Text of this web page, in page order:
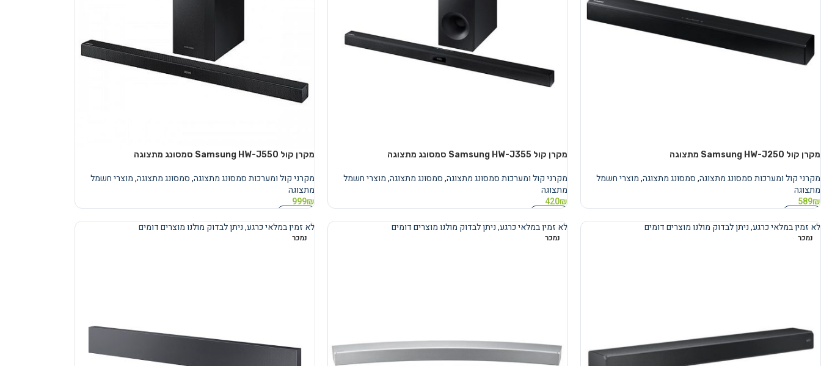
מקרן קול Samsung HW-J250 מתצוגה
מקרני קול ומערכות סמסונג מתצוגה,סמסונג מתצוגה,מוצרי חשמל
מתצוגה
589₪
מידע נוסף
מקרן קול Samsung HW-J355 סמסונג מתצוגה
מקרני קול ומערכות סמסונג מתצוגה,סמסונג מתצוגה,מוצרי חשמל
מתצוגה
420₪
מידע נוסף
מקרן קול Samsung HW-J550 סמסונג מתצוגה
מקרני קול ומערכות סמסונג מתצוגה,סמסונג מתצוגה,מוצרי חשמל
מתצוגה
999₪
מידע נוסף
נמכר
לא זמין במלאי כרגע, ניתן לבדוק מולנו מוצרים דומים
נמכר
לא זמין במלאי כרגע, ניתן לבדוק מולנו מוצרים דומים
נמכר
לא זמין במלאי כרגע, ניתן לבדוק מולנו מוצרים דומים